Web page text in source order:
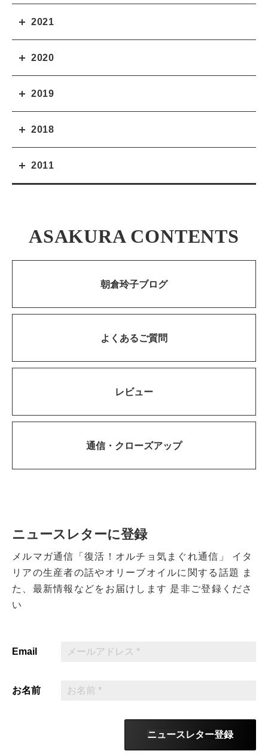
2021
2020
2019
2018
2011
ASAKURA CONTENTS
朝倉玲子ブログ
よくあるご質問
レビュー
通信・ クローズアップ
ニュースレターに登録
メルマガ通信「復活！オルチョ気まぐれ通信」
イタ
リアの生産者の話やオリーブオイルに関する話題
ま
た、最新情報などをお届けします 是非ご登録くださ
い
Email
お名前
ニュースレター登録